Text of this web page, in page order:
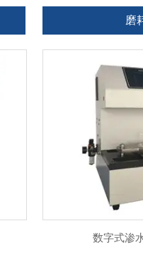
磨
振
试
数字式织
防护服
数字式渗